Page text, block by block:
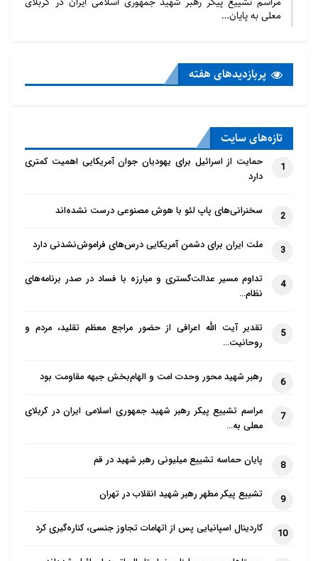
معلی به پایان…
پربازدید‌های هفته
تازه‌‌های سایت
1
حمایت از اسرائیل برای یهودیان جوان آمریکایی اهمیت کمتری
دارد
2 سخنرانی‌های پاپ لئو با هوش مصنوعی درست نشده‌اند
3 ملت ایران برای دشمن آمریکایی درس‌های فراموش‌نشدنی دارد
4
تداوم مسیر عدالت‌گستری و مبارزه با فساد در صدر برنامه‌های
نظام…
5
تقدیر آیت الله اعرافی از حضور مراجع معظم تقلید، مردم و
روحانیت…
6 رهبر شهید محور وحدت امت و الهام‌بخش جبهه مقاومت بود
7
مراسم تشییع پیکر رهبر شهید جمهوری اسلامی ایران در کربلای
معلی به…
8 پایان حماسه تشییع میلیونی رهبر شهید در قم
9 تشییع پیکر مطهر رهبر شهید انقلاب در تهران
10 کاردینال اسپانیایی پس از اتهامات تجاوز جنسی، کناره‌گیری کرد